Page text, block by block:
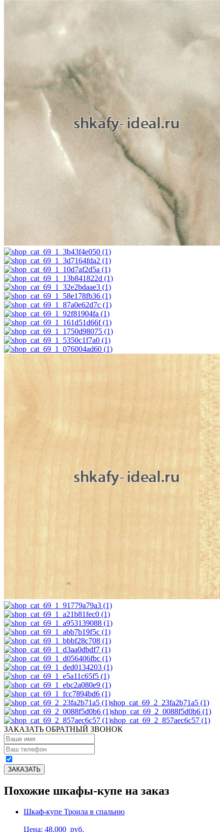
shop_cat_69_2_23fa2b71a5 (1)
shop_cat_69_2_0088f5d0b6 (1)
shop_cat_69_2_857aec6c57 (1)
ЗАКАЗАТЬ ОБРАТНЫЙ ЗВОНОК
Похожие шкафы-купе на заказ
Шкаф-купе Троила в спальню
Цена: 48,000 руб.